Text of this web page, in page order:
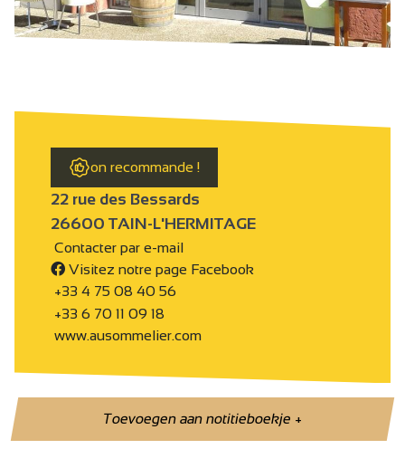
on recommande !
22 rue des Bessards
26600 TAIN-L'HERMITAGE
Contacter par e-mail
Visitez notre page Facebook
+33 4 75 08 40 56
+33 6 70 11 09 18
www.ausommelier.com
Toevoegen aan notitieboekje+